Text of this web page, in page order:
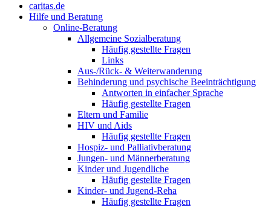
caritas.de
Hilfe und Beratung
Online-Beratung
Allgemeine Sozialberatung
Häufig gestellte Fragen
Links
Aus-/Rück- & Weiterwanderung
Behinderung und psychische Beeinträchtigung
Antworten in einfacher Sprache
Häufig gestellte Fragen
Eltern und Familie
HIV und Aids
Häufig gestellte Fragen
Hospiz- und Palliativberatung
Jungen- und Männerberatung
Kinder und Jugendliche
Häufig gestellte Fragen
Kinder- und Jugend-Reha
Häufig gestellte Fragen